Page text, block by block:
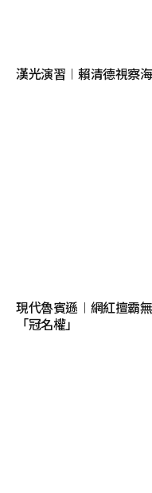
漢光演習︱賴清德視察
現代魯賓遜︱網紅擅霸
「冠名權」